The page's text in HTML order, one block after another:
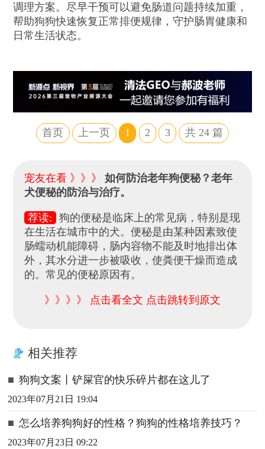
调理方案。尽早干预可以避免肠道问题持续加重，
帮助狗狗快速恢复正常排便规律，守护肠胃健康和
日常生活状态。
首页 上一页 1 2 3 共24 篇
宠友在看 》》》如何防治老年狗便秘？老年
犬便秘的防治与治疗。
荐读:
狗的便秘是临床上的常见病，特别是现
在生活在城市中的犬。便秘是由某种因素致使
肠蠕动机能障碍，肠内容物不能及时地排出体
外，其水分进一步被吸收，使粪便干燥而造成
的。常见的便秘原因有。
》》》》 点击看全文 点击跳转到原文
相关推荐
■ 狗狗文案丨铲屎官的快乐碎片都在这儿了
2023年07月21日 19:04
■ 怎么培养狗狗好的性格？狗狗的性格培养技巧？
2023年07月23日 09:22